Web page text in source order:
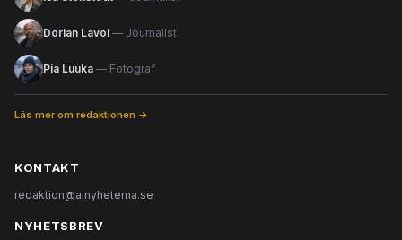
Dorian Lavol — Journalist
Pia Luuka — Fotograf
Läs mer om redaktionen →
KONTAKT
redaktion@ainyheterna.se
NYHETSBREV